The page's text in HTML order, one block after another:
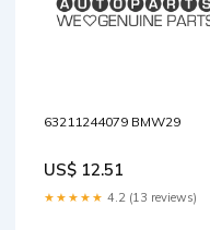
63211244079 BMW29
US$ 12.51
★★★★★ 4.2 (13 reviews)